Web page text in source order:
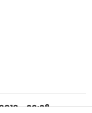
- 22:28